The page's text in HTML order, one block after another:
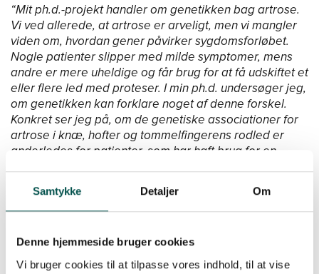
Samtykke Detaljer Om
Denne hjemmeside bruger cookies
Vi bruger cookies til at tilpasse vores indhold, til at vise
“Mit ph.d.-projekt handler om genetikken bag artrose.
Vi ved allerede, at artrose er arveligt, men vi mangler
viden om, hvordan gener påvirker sygdomsforløbet.
Nogle patienter slipper med milde symptomer, mens
andre er mere uheldige og får brug for at få udskiftet et
eller flere led med proteser. I min ph.d. undersøger jeg,
om genetikken kan forklare noget af denne forskel.
Konkret ser jeg på, om de genetiske associationer for
artrose i knæ, hofter og tommelfingerens rodled er
anderledes for patienter, som har haft brug for en
operation, i forhold til patienter, som ikke har … og jeg
kan godt røbe, at resultaterne ser spændende ud!”.
Hvad betyder det at være en del af en CAG?